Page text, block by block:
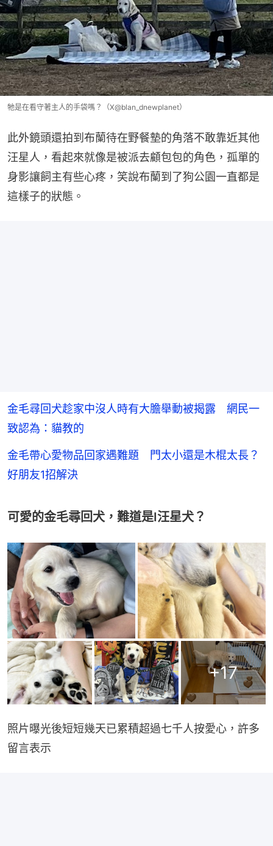
牠是在看守著主人的手袋嗎？（X@blan_dnewplanet）
此外鏡頭還拍到布蘭待在野餐墊的角落不敢靠近其他
汪星人，看起來就像是被派去顧包包的角色，孤單的
身影讓飼主有些心疼，笑說布蘭到了狗公園一直都是
這樣子的狀態。
金毛尋回犬趁家中沒人時有大膽舉動被揭露 網民一
致認為：貓教的
金毛帶心愛物品回家遇難題 門太小還是木棍太長？
好朋友1招解決
可愛的金毛尋回犬，難道是I汪星犬？
+17
照片曝光後短短幾天已累積超過七千人按愛心，許多
留言表示